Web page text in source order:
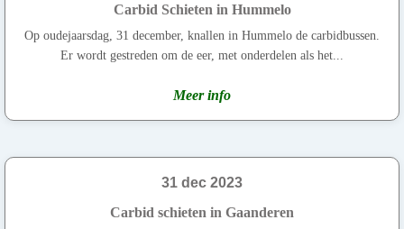
Carbid Schieten in Hummelo
Op oudejaarsdag, 31 december, knallen in Hummelo de carbidbussen.
Er wordt gestreden om de eer, met onderdelen als het...
Meer info
31 dec 2023
Carbid schieten in Gaanderen